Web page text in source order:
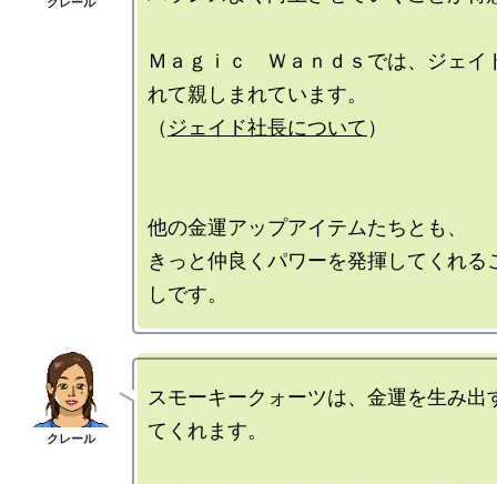
Ｍａｇｉｃ　Ｗａｎｄｓでは、ジェイ
れて親しまれています。
（ ジェイド社長について ）
他の金運アップアイテムたちとも、
きっと仲良くパワーを発揮してくれる
スモーキークォーツは、金運を生み出
てくれます。